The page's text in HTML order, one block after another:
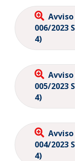
Avviso
006/2023
4)
Avviso
005/2023
4)
Avviso
004/2023
4)